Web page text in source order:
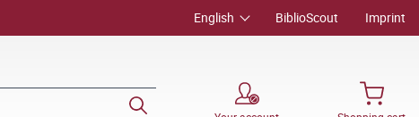
English BiblioScout Imprint